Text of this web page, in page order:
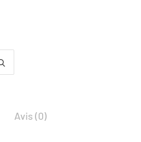
Avis (0)